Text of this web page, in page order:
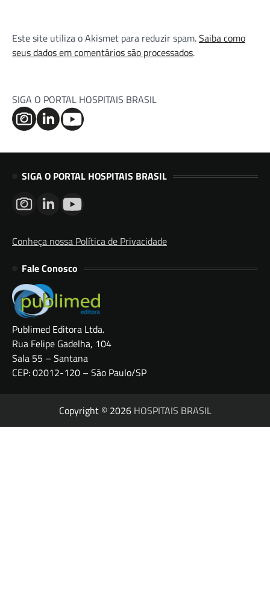
Este site utiliza o Akismet para reduzir spam.Saiba como
seus dados em comentários são processados.
SIGA O PORTAL HOSPITAIS BRASIL
SIGA O PORTAL HOSPITAIS BRASIL
Conheça nossa Política de Privacidade
Fale Conosco
Publimed Editora Ltda.
Rua Felipe Gadelha, 104
Sala 55 – Santana
CEP: 02012-120 – São Paulo/SP
Copyright © 2026 HOSPITAIS BRASIL